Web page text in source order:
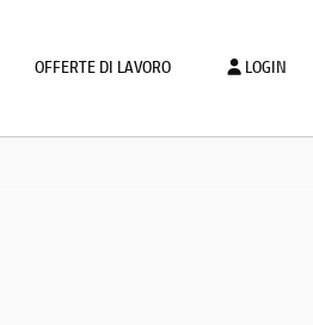
OFFERTE DI LAVORO LOGIN